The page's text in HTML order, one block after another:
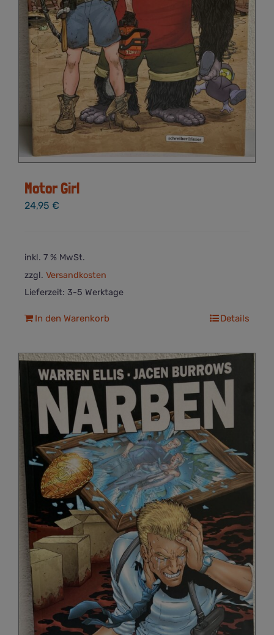
Motor Girl
24,95 €
inkl. 7 % MwSt.
zzgl. Versandkosten
Lieferzeit: 3-5 Werktage
In den Warenkorb Details